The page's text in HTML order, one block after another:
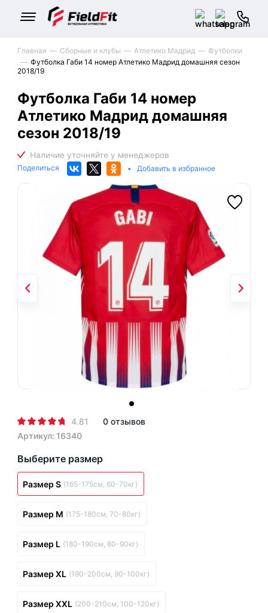
Главная Сборные и клубы Атлетико Мадрид
Футболки
Футболка Габи 14 номер Атлетико Мадрид домашняя сезон
2018/19
Футболка Габи 14 номер
Атлетико Мадрид домашняя
сезон 2018/19
Поделиться • Добавить в избранное
4.81
0 отзывов
Артикул: 16340
Выберите размер
Размер S (165-175см, 60-70кг)
Размер M (175-180см, 70-80кг)
Размер L (180-190см, 80-90кг)
Размер XL (190-200см, 90-100кг)
Размер XXL (200-210см, 100-120кг)